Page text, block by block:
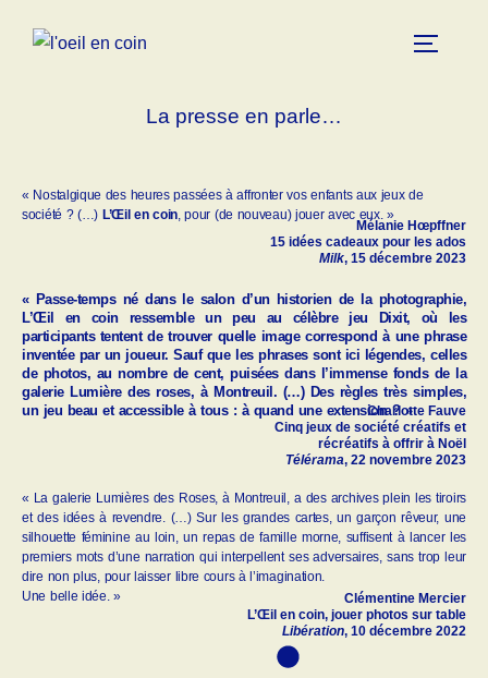
La presse en parle…
« Nostalgique des heures passées à affronter vos enfants aux jeux de
société ? (…) L’Œil en coin, pour (de nouveau) jouer avec eux. »
Mélanie Hœpffner
15 idées cadeaux pour les ados
Milk, 15 décembre 2023
« Passe-temps né dans le salon d’un historien de la photographie,
L’Œil en coinressemble un peu au célèbre jeu Dixit, où les
participants tentent de trouver quelle image correspond à une phrase
inventée par un joueur. Sauf que les phrases sont ici légendes, celles
de photos, au nombre de cent, puisées dans l’immense fonds de la
galerie Lumière des roses, à Montreuil. (…) Des règles très simples,
un jeu beau et accessible à tous : à quand une extension ? »Charlotte Fauve
Cinq jeux de société créatifs et
récréatifs à offrir à Noël
Télérama, 22 novembre 2023
« La galerie Lumières des Roses, à Montreuil, a des archives plein les tiroirs
et des idées à revendre. (…) Sur les grandes cartes, un garçon rêveur, une
silhouette féminine au loin, un repas de famille morne, suffisent à lancer les
premiers mots d’une narration qui interpellent ses adversaires, sans trop leur
dire non plus, pour laisser libre cours à l’imagination.
Une belle idée. »
Clémentine Mercier
L’Œil en coin, jouer photos sur table
Libération, 10 décembre 2022